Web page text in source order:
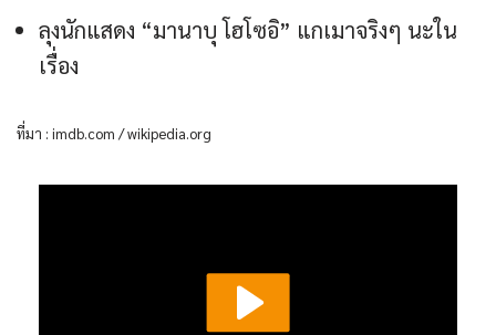
ลุงนักแสดง “มานาบุ โฮโซอิ” แกเมาจริงๆ นะใน
เรื่อง
ที่มา : imdb.com / wikipedia.org